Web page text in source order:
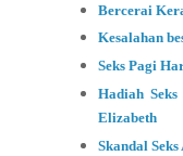
Bercerai
Kesalahan
Seks Pagi
Hadiah
Elizabeth
Skandal